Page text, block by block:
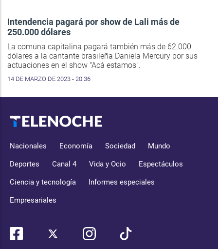
Intendencia pagará por show de Lali más de
250.000 dólares
La comuna capitalina pagará también más de 62.000
dólares a la cantante brasileña Daniela Mercury por sus
actuaciones en el show "Acá estamos".
14 DE MARZO DE 2023 - 20:36
Nacionales Economía Sociedad Mundo
Deportes Canal 4 Vida y Ocio Espectáculos
Ciencia y tecnología Informes especiales
Empresariales